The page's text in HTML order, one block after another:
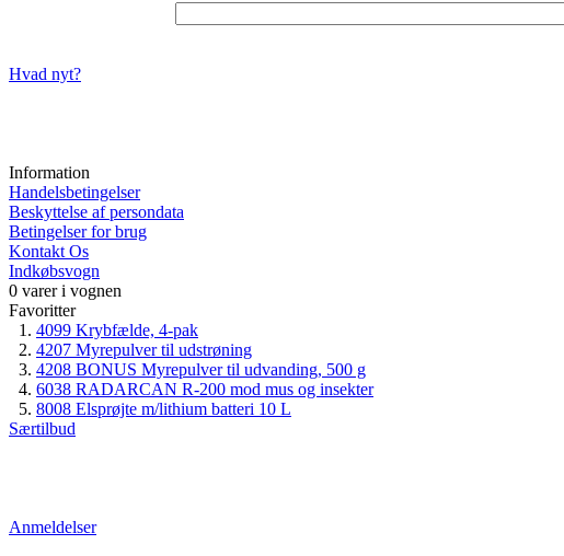
Hvad nyt?
Information
Handelsbetingelser
Beskyttelse af persondata
Betingelser for brug
Kontakt Os
Indkøbsvogn
0 varer i vognen
Favoritter
4099 Krybfælde, 4-pak
4207 Myrepulver til udstrøning
4208 BONUS Myrepulver til udvanding, 500 g
6038 RADARCAN R-200 mod mus og insekter
8008 Elsprøjte m/lithium batteri 10 L
Særtilbud
Anmeldelser